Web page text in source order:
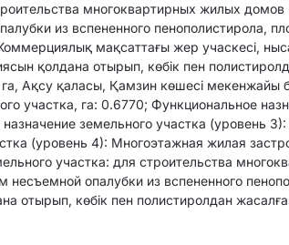
многоквартирных жилых домов
из вспененного пенополистирола,
мақсаттағы жер учаскесі,
қолдана отырып, көбік пен
Ақсу қаласы, Қамзин көшесі мекенжайы
участка, га: 0.6770; Функциональное
земельного участка (уровень
(уровень 4): Многоэтажная жилая
участка: для строительства
опалубки из вспененного
отырып, көбік пен полистиролдан